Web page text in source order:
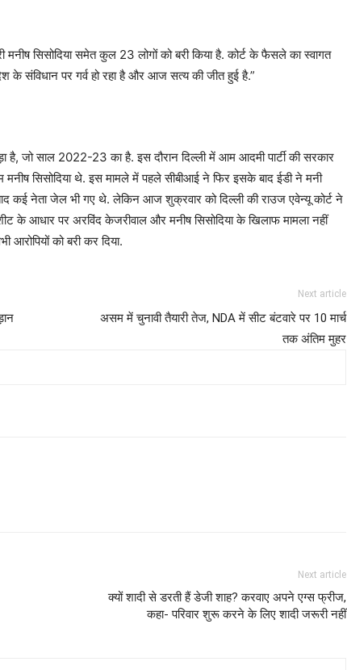
मनीष सिसोदिया समेत कुल 23 लोगों को बरी किया है. कोर्ट के फैसले का स्वागत
के संविधान पर गर्व हो रहा है और आज सत्य की जीत हुई है.”
है, जो साल 2022-23 का है. इस दौरान दिल्ली में आम आदमी पार्टी की सरकार
सिसोदिया थे. इस मामले में पहले सीबीआई ने फिर इसके बाद ईडी ने मनी
कई नेता जेल भी गए थे. लेकिन आज शुक्रवार को दिल्ली की राउज एवेन्यू कोर्ट ने
के आधार पर अरविंद केजरीवाल और मनीष सिसोदिया के खिलाफ मामला नहीं
को बरी कर दिया.
Next article
असम में चुनावी तैयारी तेज, NDA में सीट बंटवारे पर 10 मार्च
तक अंतिम मुहर
Next article
क्यों शादी से डरती हैं डेजी शाह? करवाए अपने एग्स फ्रीज,
कहा- परिवार शुरू करने के लिए शादी जरूरी नहीं